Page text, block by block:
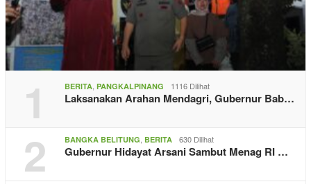
1 BERITA PANGKALPINANG 1116 Dilihat
Laksanakan Arahan Mendagri, Gubernur Bab…
2 BANGKA BELITUNG BERITA 630 Dilihat
Gubernur Hidayat Arsani Sambut Menag RI …